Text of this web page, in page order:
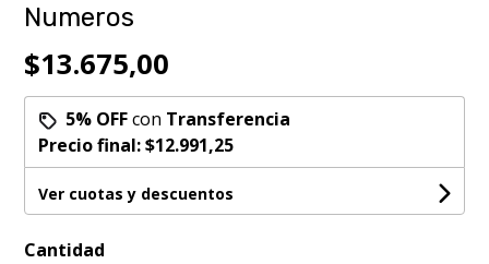
Numeros
$13.675,00
5% OFFcon Transferencia
Precio final:$12.991,25
Ver cuotas y descuentos
Cantidad